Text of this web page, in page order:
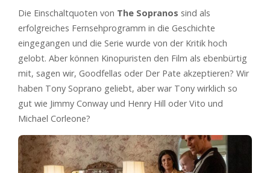
Die Einschaltquoten von The Sopranos sind als
erfolgreiches Fernsehprogramm in die Geschichte
eingegangen und die Serie wurde von der Kritik hoch
gelobt. Aber können Kinopuristen den Film als ebenbürtig
mit, sagen wir, Goodfellas oder Der Pate akzeptieren? Wir
haben Tony Soprano geliebt, aber war Tony wirklich so
gut wie Jimmy Conway und Henry Hill oder Vito und
Michael Corleone?